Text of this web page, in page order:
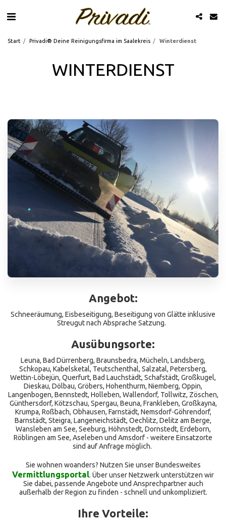
Start Privadi® Deine Reinigungsfirma im Saalekreis Winterdienst
WINTERDIENST
Angebot:
Schneeräumung, Eisbeseitigung, Beseitigung von Glätte inklusive
Streugut nach Absprache Satzung.
Ausübungsorte:
Leuna, Bad Dürrenberg, Braunsbedra, Mücheln, Landsberg,
Schkopau, Kabelsketal, Teutschenthal, Salzatal, Petersberg,
Wettin-Löbejün, Querfurt, Bad Lauchstädt, Schafstädt, Großkugel,
Dieskau, Dölbau, Gröbers, Hohenthurm, Niemberg, Oppin,
Langenbogen, Bennstedt, Holleben, Wallendorf, Tollwitz, Zöschen,
Günthersdorf, Kötzschau, Spergau, Beuna, Frankleben, Großkayna,
Krumpa, Roßbach, Obhausen, Farnstädt, Nemsdorf-Göhrendorf,
Barnstädt, Steigra, Langeneichstädt, Oechlitz, Delitz am Berge,
Wansleben am See, Seeburg, Höhnstedt, Dornstedt, Erdeborn,
Röblingen am See, Aseleben und Amsdorf - weitere Einsatzorte
sind auf Anfrage möglich.
Sie wohnen woanders? Nutzen Sie unser Bundesweites
Vermittlungsportal. Über unser Netzwerk unterstützen wir
Sie dabei, passende Angebote und Ansprechpartner auch
außerhalb der Region zu finden - schnell und unkompliziert.
Ihre Vorteile: